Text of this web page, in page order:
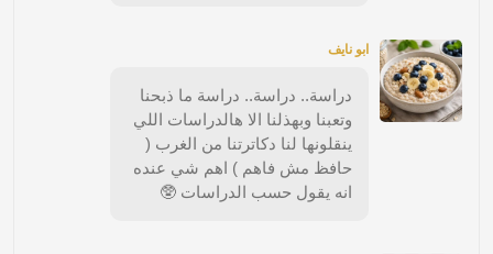
ابو نايف
دراسة.. دراسة.. دراسة ما ذبحنا
وتعبنا وبهذلنا الا هالدراسات اللي
ينقلونها لنا دكاترتنا من الغرب (
حافظ مش فاهم ) اهم شي عنده
انه يقول حسب الدراسات 🥸